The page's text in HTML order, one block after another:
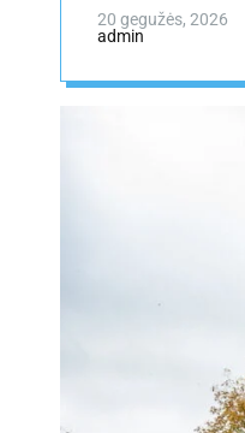
20 gegužės, 2026
admin